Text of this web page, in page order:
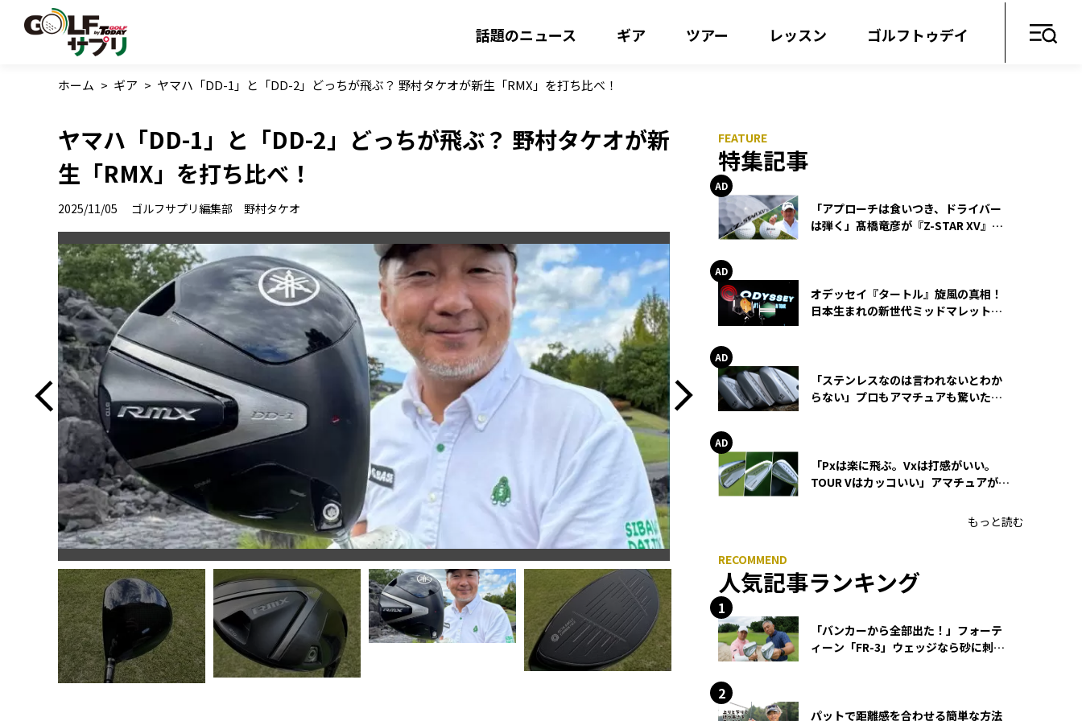
話題のニュース ギア ツアー レッスン ゴルフトゥデイ
ホーム > ギア > ヤマハ「DD-1」と「DD-2」どっちが飛ぶ？ 野村タケオが新生「RMX」を打ち比べ！
ヤマハ「DD-1」と「DD-2」どっちが飛ぶ？ 野村タケオが新
生「RMX」を打ち比べ！
2025/11/05 ゴルフサプリ編集部 野村タケオ
特集記事
「アプローチは食いつき、ドライバー
は弾く」髙橋竜彦が『Z-STAR XV』を
オデッセイ『タートル』旋風の真相！
日本生まれの新世代ミッドマレットが
「ステンレスなのは言われないとわか
らない」プロもアマチュアも驚いた
「Pxは楽に飛ぶ。Vxは打感がいい。
TOUR Vはカッコいい」アマチュアが選
もっと読む
人気記事ランキング
「バンカーから全部出た！」フォーテ
ィーン「FR-3」ウェッジなら砂に刺さ
パットで距離感を合わせる簡単な方法